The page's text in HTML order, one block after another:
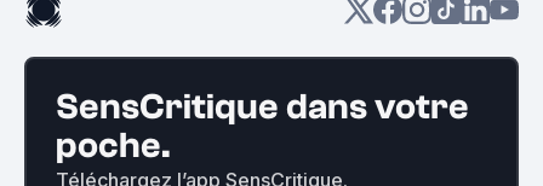
SensCritique dans votre
poche.
Téléchargez l’app SensCritique.